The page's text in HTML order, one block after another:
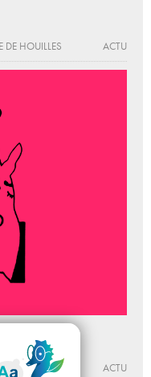
DE HOUILLES
ACTU
ACTU